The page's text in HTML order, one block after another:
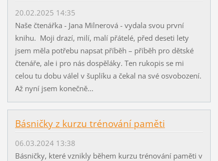
20.02.2025 14:35
Naše čtenářka - Jana Milnerová - vydala svou první
knihu. Moji drazí, milí, malí přátelé, před deseti lety
jsem měla potřebu napsat příběh – příběh pro dětské
čtenáře, ale i pro nás dospěláky. Ten rukopis se mi
celou tu dobu válel v šuplíku a čekal na své osvobození.
Až nyní jsem konečně...
Básničky z kurzu trénování paměti
06.03.2024 13:38
Básničky, které vznikly během kurzu trénování paměti v